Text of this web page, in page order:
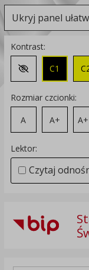
Ukryj panel
Kontrast:
Zmień kontrast
C1
Rozmiar czcionki:
A
A+
Lektor:
Czytaj